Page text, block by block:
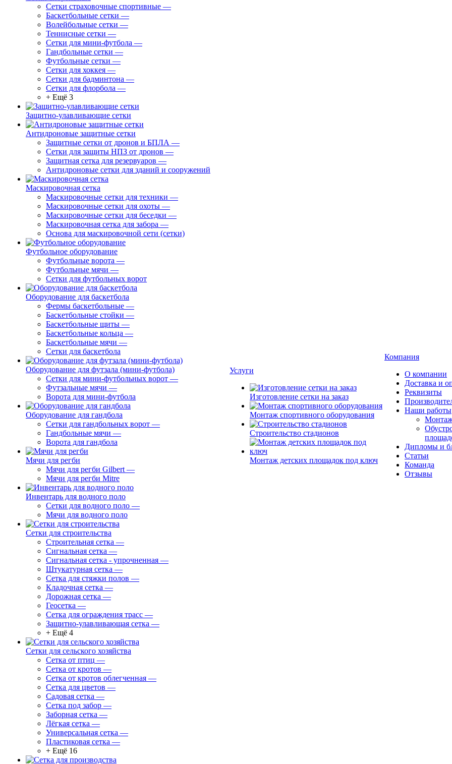
Сетки страховочные спортивные —
Баскетбольные сетки —
Волейбольные сетки —
Теннисные сетки —
Сетки для мини-футбола —
Гандбольные сетки —
Футбольные сетки —
Сетки для хоккея —
Сетки для бадминтона —
Сетки для флорбола —
+ Ещё 3
Защитно-улавливающие сетки
Антидроновые защитные сетки
Защитные сетки от дронов и БПЛА —
Сетки для защиты НПЗ от дронов —
Защитная сетка для резервуаров —
Антидроновые сетки для зданий и сооружений
Маскировочная сетка
Маскировочные сетки для техники —
Маскировочные сетки для охоты —
Маскировочные сетки для беседки —
Маскировочная сетка для забора —
Основа для маскировочной сети (сетки)
Футбольное оборудование
Футбольные ворота —
Футбольные мячи —
Сетки для футбольных ворот
Оборудование для баскетбола
Фермы баскетбольные —
Баскетбольные стойки —
Баскетбольные щиты —
Баскетбольные кольца —
Баскетбольные мячи —
Сетки для баскетбола
Оборудование для футзала (мини-футбола)
Сетки для мини-футбольных ворот —
Футзальные мячи —
Ворота для мини-футбола
Оборудование для гандбола
Сетки для гандбольных ворот —
Гандбольные мячи —
Ворота для гандбола
Мячи для регби
Мячи для регби Gilbert —
Мячи для регби Mitre
Инвентарь для водного поло
Сетки для водного поло —
Мячи для водного поло
Сетки для строительства
Строительная сетка —
Сигнальная сетка —
Сигнальная сетка - упрочненная —
Штукатурная сетка —
Сетка для стяжки полов —
Кладочная сетка —
Дорожная сетка —
Геосетка —
Сетка для ограждения трасс —
Защитно-улавливающая сетка —
+ Ещё 4
Сетки для сельского хозяйства
Сетка от птиц —
Сетка от кротов —
Сетка от кротов облегченная —
Сетка для цветов —
Садовая сетка —
Сетка под забор —
Заборная сетка —
Лёгкая сетка —
Универсальная сетка —
Пластиковая сетка —
+ Ещё 16
Услуги
Изготовление сетки на заказ
Монтаж спортивного оборудования
Строительство стадионов
Монтаж детских площадок под ключ
Компания
О компании
Доставка и
Реквизиты
Наши работы
Дипломы и
Статьи
Команда
Отзывы